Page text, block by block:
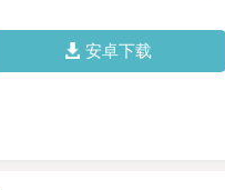
安卓下载